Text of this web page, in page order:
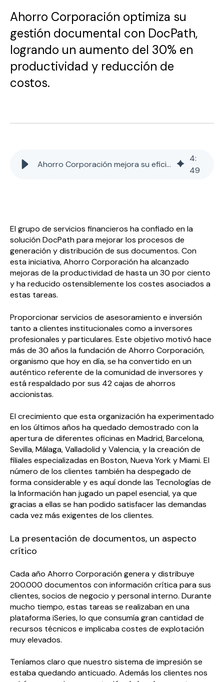
Ahorro Corporación optimiza su
gestión documental con DocPath,
logrando un aumento del 30% en
productividad y reducción de
costos.
Ahorro Corporación mejora su eficiencia con DocPath
4:
49
El grupo de servicios financieros ha confiado en la
solución DocPath para mejorar los procesos de
generación y distribución de sus documentos. Con
esta iniciativa, Ahorro Corporación ha alcanzado
mejoras de la productividad de hasta un 30 por ciento
y ha reducido ostensiblemente los costes asociados a
estas tareas.
Proporcionar servicios de asesoramiento e inversión
tanto a clientes institucionales como a inversores
profesionales y particulares. Este objetivo motivó hace
más de 30 años la fundación de Ahorro Corporación,
organismo que hoy en día, se ha convertido en un
auténtico referente de la comunidad de inversores y
está respaldado por sus 42 cajas de ahorros
accionistas.
El crecimiento que esta organización ha experimentado
en los últimos años ha quedado demostrado con la
apertura de diferentes oficinas en Madrid, Barcelona,
Sevilla, Málaga, Valladolid y Valencia, y la creación de
filiales especializadas en Boston, Nueva York y Miami. El
número de los clientes también ha despegado de
forma considerable y es aquí donde las Tecnologías de
la Información han jugado un papel esencial, ya que
gracias a ellas se han podido satisfacer las demandas
cada vez más exigentes de los clientes.
La presentación de documentos, un aspecto
crítico
Cada año Ahorro Corporación genera y distribuye
200.000 documentos con información crítica para sus
clientes, socios de negocio y personal interno. Durante
mucho tiempo, estas tareas se realizaban en una
plataforma iSeries, lo que consumía gran cantidad de
recursos técnicos e implicaba costes de explotación
muy elevados.
Teníamos claro que nuestro sistema de impresión se
estaba quedando anticuado. Además los clientes nos